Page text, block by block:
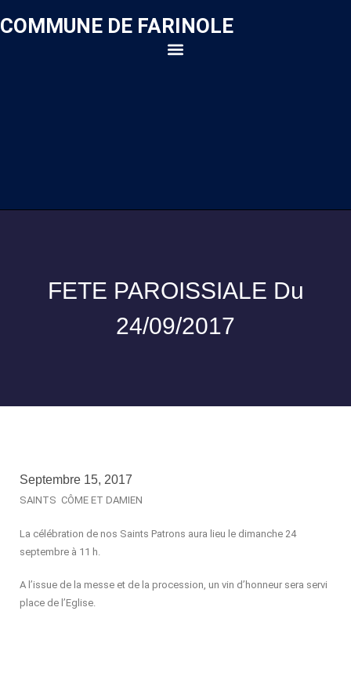
COMMUNE DE FARINOLE
FETE PAROISSIALE Du
24/09/2017
Septembre 15, 2017
SAINTS CÔME ET DAMIEN
La célébration de nos Saints Patrons aura lieu le dimanche 24
septembre à 11 h.
A l’issue de la messe et de la procession, un vin d’honneur sera servi
place de l’Eglise.